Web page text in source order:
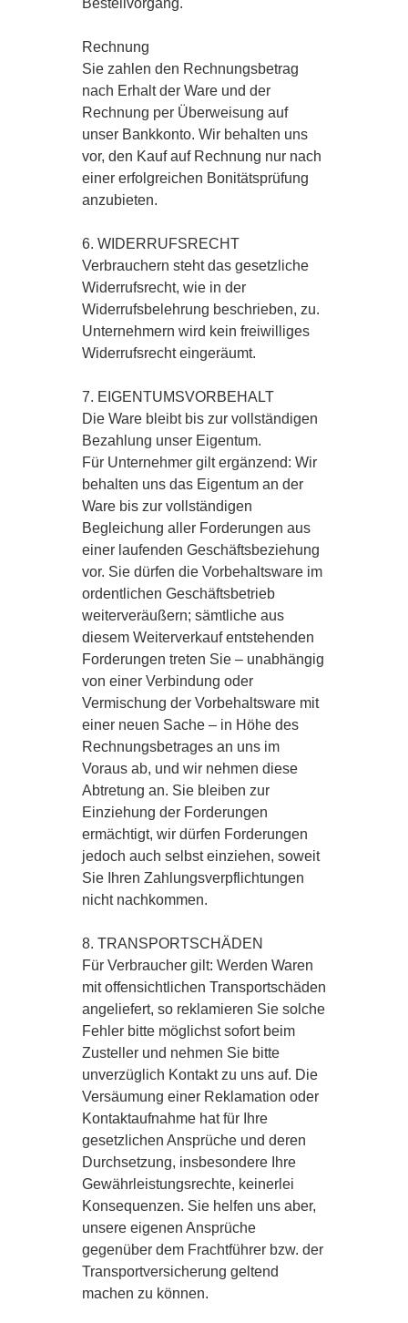
Rechnung
Sie zahlen den Rechnungsbetrag
nach Erhalt der Ware und der
Rechnung per Überweisung auf
unser Bankkonto. Wir behalten uns
vor, den Kauf auf Rechnung nur nach
einer erfolgreichen Bonitätsprüfung
anzubieten.
6. WIDERRUFSRECHT
Verbrauchern steht das gesetzliche
Widerrufsrecht, wie in der
Widerrufsbelehrung beschrieben, zu.
Unternehmern wird kein freiwilliges
Widerrufsrecht eingeräumt.
7. EIGENTUMSVORBEHALT
Die Ware bleibt bis zur vollständigen
Bezahlung unser Eigentum.
Für Unternehmer gilt ergänzend: Wir
behalten uns das Eigentum an der
Ware bis zur vollständigen
Begleichung aller Forderungen aus
einer laufenden Geschäftsbeziehung
vor. Sie dürfen die Vorbehaltsware im
ordentlichen Geschäftsbetrieb
weiterveräußern; sämtliche aus
diesem Weiterverkauf entstehenden
Forderungen treten Sie – unabhängig
von einer Verbindung oder
Vermischung der Vorbehaltsware mit
einer neuen Sache – in Höhe des
Rechnungsbetrages an uns im
Voraus ab, und wir nehmen diese
Abtretung an. Sie bleiben zur
Einziehung der Forderungen
ermächtigt, wir dürfen Forderungen
jedoch auch selbst einziehen, soweit
Sie Ihren Zahlungsverpflichtungen
nicht nachkommen.
8. TRANSPORTSCHÄDEN
Für Verbraucher gilt: Werden Waren
mit offensichtlichen Transportschäden
angeliefert, so reklamieren Sie solche
Fehler bitte möglichst sofort beim
Zusteller und nehmen Sie bitte
unverzüglich Kontakt zu uns auf. Die
Versäumung einer Reklamation oder
Kontaktaufnahme hat für Ihre
gesetzlichen Ansprüche und deren
Durchsetzung, insbesondere Ihre
Gewährleistungsrechte, keinerlei
Konsequenzen. Sie helfen uns aber,
unsere eigenen Ansprüche
gegenüber dem Frachtführer bzw. der
Transportversicherung geltend
machen zu können.